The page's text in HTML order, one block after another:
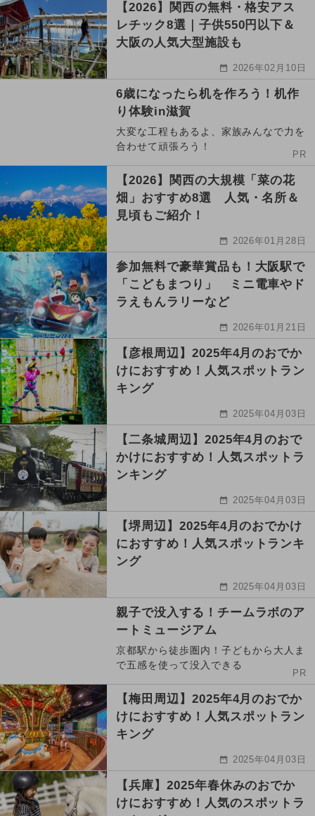
【2026】関西の無料・格安アス
レチック8選｜子供550円以下＆
大阪の人気大型施設も
2026年02月10日
6歳になったら机を作ろう！机作
り体験in滋賀
大変な工程もあるよ、家族みんなで力を
合わせて頑張ろう！
PR
【2026】関西の大規模「菜の花
畑」おすすめ8選 人気・名所＆
見頃もご紹介！
2026年01月28日
参加無料で豪華賞品も！大阪駅で
「こどもまつり」 ミニ電車やド
ラえもんラリーなど
2026年01月21日
【彦根周辺】2025年4月のおでか
けにおすすめ！人気スポットラン
キング
2025年04月03日
【二条城周辺】2025年4月のおで
かけにおすすめ！人気スポットラ
ンキング
2025年04月03日
【堺周辺】2025年4月のおでかけ
におすすめ！人気スポットランキ
ング
2025年04月03日
親子で没入する！チームラボのア
ートミュージアム
京都駅から徒歩圏内！子どもから大人ま
で五感を使って没入できる
PR
【梅田周辺】2025年4月のおでか
けにおすすめ！人気スポットラン
キング
2025年04月03日
【兵庫】2025年春休みのおでか
けにおすすめ！人気のスポットラ